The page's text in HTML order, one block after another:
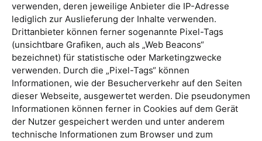
verwenden, deren jeweilige Anbieter die IP-Adresse
lediglich zur Auslieferung der Inhalte verwenden.
Drittanbieter können ferner sogenannte Pixel-Tags
(unsichtbare Grafiken, auch als „Web Beacons“
bezeichnet) für statistische oder Marketingzwecke
verwenden. Durch die „Pixel-Tags“ können
Informationen, wie der Besucherverkehr auf den Seiten
dieser Webseite, ausgewertet werden. Die pseudonymen
Informationen können ferner in Cookies auf dem Gerät
der Nutzer gespeichert werden und unter anderem
technische Informationen zum Browser und zum